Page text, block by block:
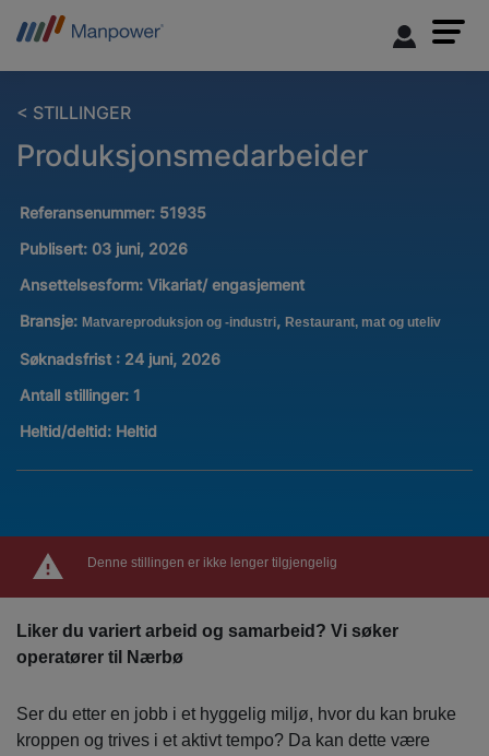
< STILLINGER
Produksjonsmedarbeider
Referansenummer: 51935
Publisert: 03 juni, 2026
Ansettelsesform: Vikariat/ engasjement
Bransje: Matvareproduksjon og -industri, Restaurant, mat og uteliv
Søknadsfrist : 24 juni, 2026
Antall stillinger: 1
Heltid/deltid: Heltid
Denne stillingen er ikke lenger tilgjengelig
Liker du variert arbeid og samarbeid? Vi søker
operatører til Nærbø
Ser du etter en jobb i et hyggelig miljø, hvor du kan bruke
kroppen og trives i et aktivt tempo? Da kan dette være